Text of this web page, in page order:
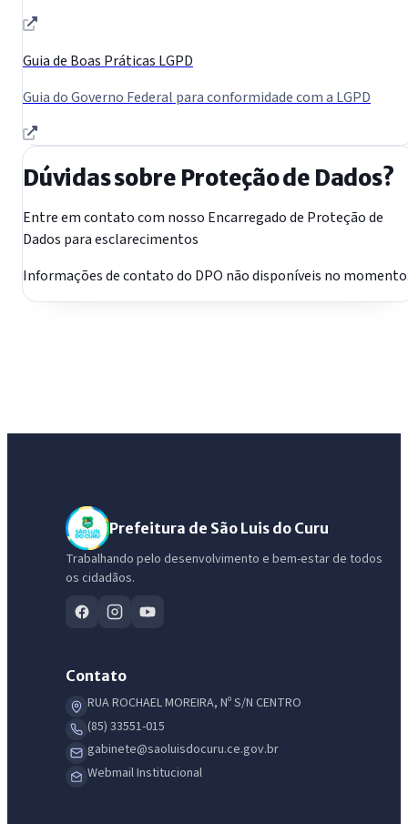
Guia de Boas Práticas LGPD
Guia do Governo Federal para conformidade com a LGPD
Dúvidas sobre Proteção de Dados?
Entre em contato com nosso Encarregado de Proteção de
Dados para esclarecimentos
Informações de contato do DPO não disponíveis no
Prefeitura de São Luis do Curu
Trabalhando pelo desenvolvimento e bem-estar de todos
os cidadãos.
Contato
RUA ROCHAEL MOREIRA, Nº S/N CENTRO
(85) 33551-015
gabinete@saoluisdocuru.ce.gov.br
Webmail Institucional